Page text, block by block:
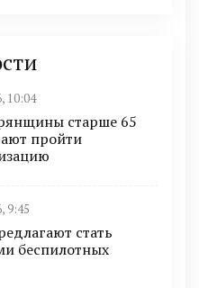
10:04
старше 65
пройти
9:45
cтать
бeспилотных